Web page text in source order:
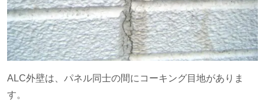
ALC外壁は、パネル同士の間にコーキング目地がありま
す。